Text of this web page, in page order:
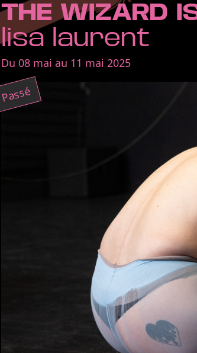
THE WIZARD
lisa laurent
Du 08 mai au 11 mai 2025
Passé